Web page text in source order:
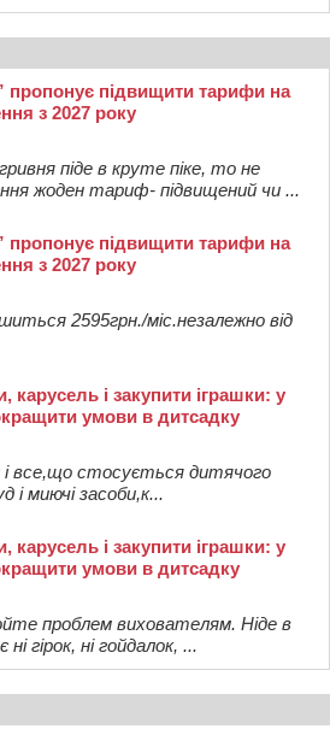
пропонує підвищити тарифи на
з 2027 року
піде в круте піке, то не
жоден тариф- підвищений чи ...
пропонує підвищити тарифи на
з 2027 року
2595грн./міс.незалежно від
карусель і закупити іграшки: у
умови в дитсадку
і все,що стосується дитячого
і миючі засоби,к...
карусель і закупити іграшки: у
умови в дитсадку
проблем вихователям. Ніде в
гірок, ні гойдалок, ...